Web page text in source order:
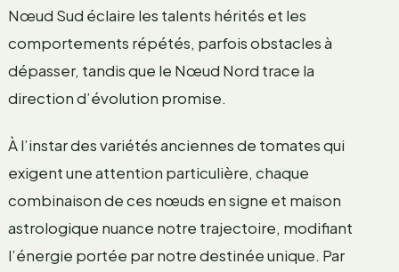
Nœud Sud éclaire les talents hérités et les
comportements répétés, parfois obstacles à
dépasser, tandis que le Nœud Nord trace la
direction d’évolution promise.
À l’instar des variétés anciennes de tomates qui
exigent une attention particulière, chaque
combinaison de ces nœuds en signe et maison
astrologique nuance notre trajectoire, modifiant
l’énergie portée par notre destinée unique. Par